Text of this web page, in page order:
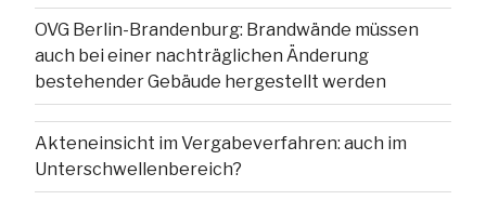
OVG Berlin-Brandenburg: Brandwände müssen
auch bei einer nachträglichen Änderung
bestehender Gebäude hergestellt werden
Akteneinsicht im Vergabeverfahren: auch im
Unterschwellenbereich?